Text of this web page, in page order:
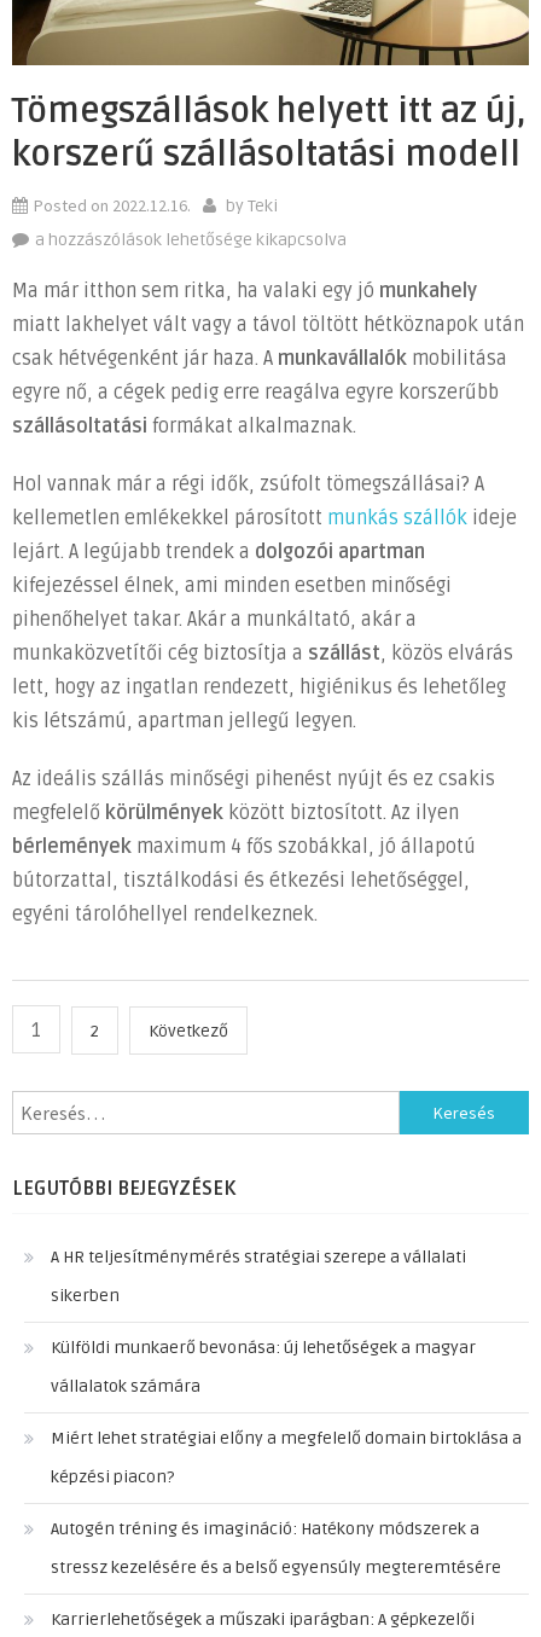
Tömegszállások helyett itt az új,
korszerű szállásoltatási modell
Posted on 2022.12.16. byTeki
Tömegszállások
itt
az
új,
korszerű
szállásoltatási
bejegyzéshez
a hozzászólások lehetősége kikapcsolva
Ma már itthon sem ritka, ha valaki egy jó munkahely
miatt lakhelyet vált vagy a távol töltött hétköznapok után
csak hétvégenként jár haza. A munkavállalók mobilitása
egyre nő, a cégek pedig erre reagálva egyre korszerűbb
szállásoltatási formákat alkalmaznak.
Hol vannak már a régi idők, zsúfolt tömegszállásai? A
kellemetlen emlékekkel párosított munkás szállók ideje
lejárt. A legújabb trendek a dolgozói apartman
kifejezéssel élnek, ami minden esetben minőségi
pihenőhelyet takar. Akár a munkáltató, akár a
munkaközvetítői cég biztosítja a szállást, közös elvárás
lett, hogy az ingatlan rendezett, higiénikus és lehetőleg
kis létszámú, apartman jellegű legyen.
Az ideális szállás minőségi pihenést nyújt és ez csakis
megfelelő körülmények között biztosított. Az ilyen
bérlemények maximum 4 fős szobákkal, jó állapotú
bútorzattal, tisztálkodási és étkezési lehetőséggel,
egyéni tárolóhellyel rendelkeznek.
Bejegyzések
1 2 Következő
Keresés:
LEGUTÓBBI BEJEGYZÉSEK
A HR teljesítménymérés stratégiai szerepe a vállalati
sikerben
Külföldi munkaerő bevonása: új lehetőségek a magyar
vállalatok számára
Miért lehet stratégiai előny a megfelelő domain birtoklása a
képzési piacon?
Autogén tréning és imagináció: Hatékony módszerek a
stressz kezelésére és a belső egyensúly megteremtésére
Karrierlehetőségek a műszaki iparágban: A gépkezelői